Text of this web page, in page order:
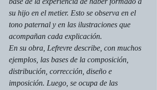
su hijo en el metier. Esto se observa en el
tono paternal y en las ilustraciones que
acompañan cada explicación.
En su obra, Lefrevre describe, con muchos
ejemplos, las bases de la composición,
distribución, corrección, diseño e
imposición. Luego, se ocupa de las